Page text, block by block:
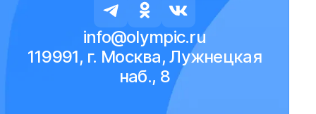
info@olympic.ru
119991, г. Москва, Лужнецкая
наб., 8